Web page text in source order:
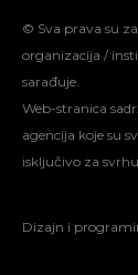
© Sva prava su
organizacija /
sarađuje.
Web-stranica
agencija koje su
isključivo za
Dizajn i